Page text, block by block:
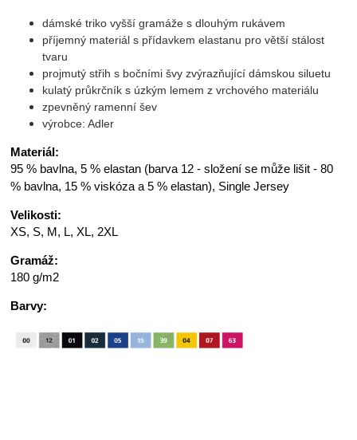
dámské triko vyšší gramáže s dlouhým rukávem
příjemný materiál s přídavkem elastanu pro větší stálost
tvaru
projmutý střih s bočními švy zvýrazňující dámskou siluetu
kulatý průkrčník s úzkým lemem z vrchového materiálu
zpevněný ramenní šev
výrobce: Adler
Materiál:
95 % bavlna, 5 % elastan (barva 12 - složení se může lišit - 80
% bavlna, 15 % viskóza a 5 % elastan), Single Jersey
Velikosti:
XS, S, M, L, XL, 2XL
Gramáž:
180 g/m2
Barvy: